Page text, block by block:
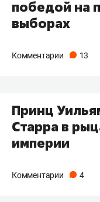
победой на
выборах
Комментарии 13
Принц
Старра в
империи​
Комментарии 4